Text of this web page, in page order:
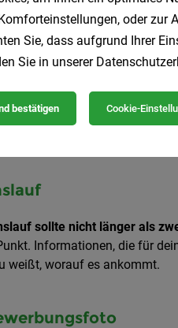
CVapp.de kam zu dem
wurde bei den
wurde gelogen. Auch
auf und sind dann ein
sollte nicht länger als
Informationen, die für
weißt, worauf es ankommt.
oder zur
Sie, dass aufgrund Ihrer
Sie in unserer
bestätigen Cookie-